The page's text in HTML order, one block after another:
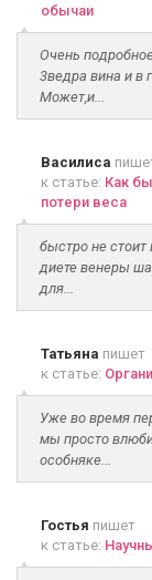
обычаи
Очень
3ведра вина и в
Может,и...
Василиса
к статье: Как
потери веса
быстро не стоит
диете венеры
для...
Татьяна пишет
к статье:
Уже во время
мы просто
особняке...
Гостья пишет
к статье: